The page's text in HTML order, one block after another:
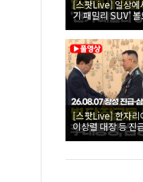
[스팟Live] 일상에
기 패밀리 SUV'
[스팟Live] 한자리
이상렬 대장 등 진
직접 수여｜